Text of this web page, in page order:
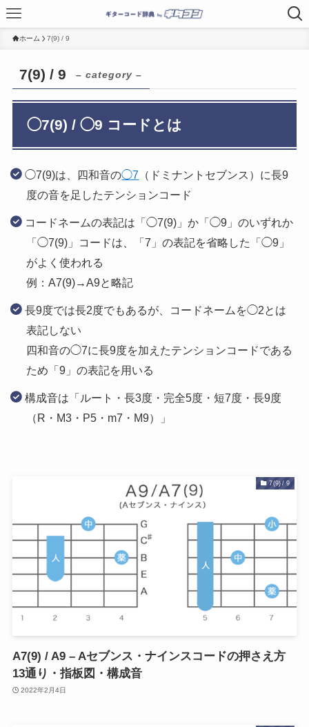
ホーム 7(9) / 9
7(9) / 9 – category –
◯7(9) / ◯9 コードとは
◯7(9)は、四和音の◯7 （ドミナントセブンス）に長9
度の音を足したテンションコード
コードネームの表記は「◯7(9)」か「◯9」のいずれか
「◯7(9)」コードは、「7」の表記を省略した「◯9」
がよく使われる
例：A7(9)→A9と略記
長9度では長2度でもあるが、コードネームを◯2とは
表記しない
四和音の◯7に長9度を加えたテンションコードである
ため「9」の表記を用いる
構成音は「ルート・長3度・完全5度・短7度・長9度
（R・M3・P5・m7・M9）」
7(9) / 9
A7(9) / A9 – Aセブンス・ナインスコードの押さえ方
13通り・指板図・構成音
2022年2月4日